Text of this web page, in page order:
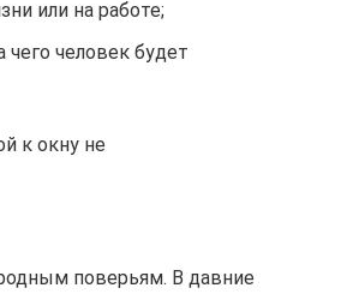
или на работе;
чего человек будет
к окну не
поверьям. В давние